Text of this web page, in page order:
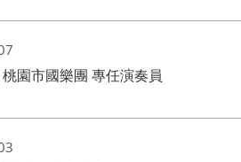
恭賀！本系任祐嫺、郭韋君 同學錄取 桃園市國樂團 專任演奏員